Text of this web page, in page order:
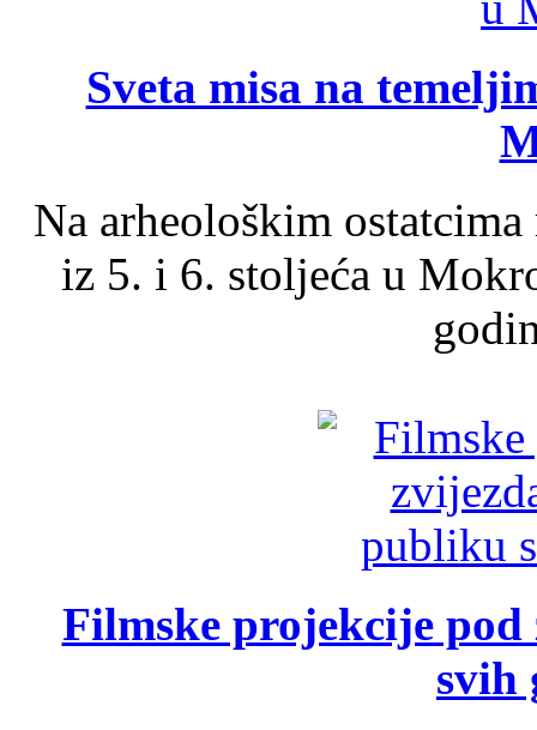
Sveta misa na
Na arheološkim
iz 5. i 6. stoljeća u
Filmske projekcije
svih